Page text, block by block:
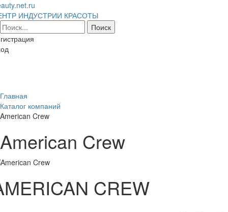
ИНДУСТРИИ КРАСОТЫ
Главная
Каталог компаний
American Crew
American Crew
CREW